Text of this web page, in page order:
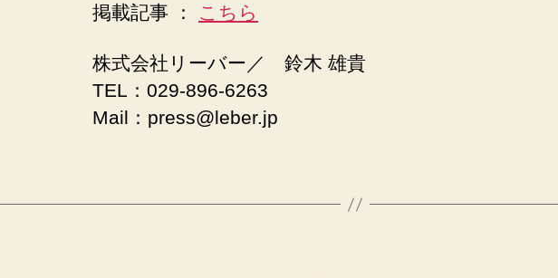
掲載記事 ： こちら
株式会社リーバー／ 鈴木 雄貴
TEL：029-896-6263
Mail：press@leber.jp